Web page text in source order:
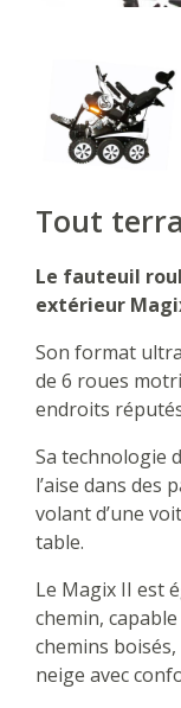
Tout
Le fauteuil
extérieur
Son format
de 6 roues
endroits
Sa technologie
l’aise dans des
volant d’une
table.
Le Magix II est
chemin,
chemins
neige avec